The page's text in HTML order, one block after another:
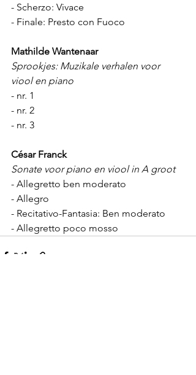
- Scherzo: Vivace
- Finale: Presto con Fuoco
Mathilde Wantenaar
Sprookjes: Muzikale verhalen voor
viool en piano
- nr. 1
- nr. 2
- nr. 3
César Franck
Sonate voor piano en viool in A groot
- Allegretto ben moderato
- Allegro
- Recitativo-Fantasia: Ben moderato
- Allegretto poco mosso